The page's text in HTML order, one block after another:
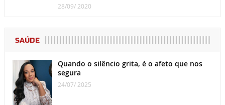
28/09/ 2020
SAÚDE
Quando o silêncio grita, é o afeto que nos
segura
24/07/ 2025